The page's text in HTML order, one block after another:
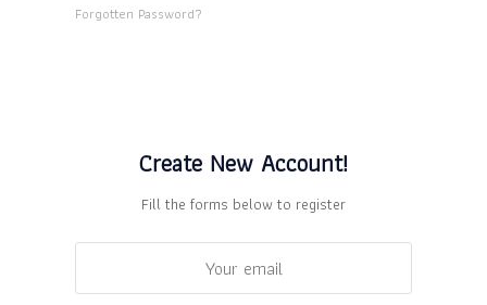
Forgotten Password?
Create New Account!
Fill the forms below to register